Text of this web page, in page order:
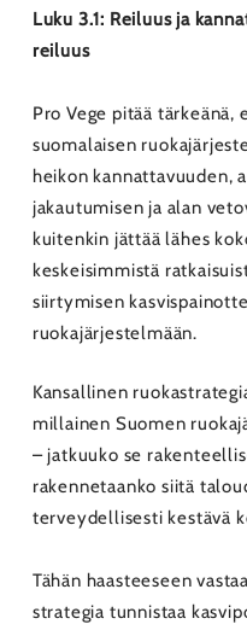
Luku 3.1: Reiluus ja
reiluus
Pro Vege pitää
suomalaisen
heikon kannattavuuden,
jakautumisen ja alan
kuitenkin jättää lähes
keskeisimmistä
siirtymisen
ruokajärjestelmään.
Kansallinen
millainen Suomen
– jatkuuko se
rakennetaanko siitä
terveydellisesti kestävä
Tähän haasteeseen
strategia tunnistaa